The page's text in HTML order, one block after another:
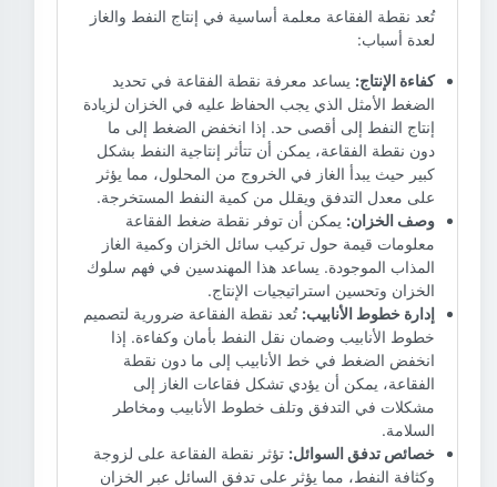
تُعد نقطة الفقاعة معلمة أساسية في إنتاج النفط والغاز
لعدة أسباب:
كفاءة الإنتاج: يساعد معرفة نقطة الفقاعة في تحديد
الضغط الأمثل الذي يجب الحفاظ عليه في الخزان لزيادة
إنتاج النفط إلى أقصى حد. إذا انخفض الضغط إلى ما
دون نقطة الفقاعة، يمكن أن تتأثر إنتاجية النفط بشكل
كبير حيث يبدأ الغاز في الخروج من المحلول، مما يؤثر
على معدل التدفق ويقلل من كمية النفط المستخرجة.
وصف الخزان: يمكن أن توفر نقطة ضغط الفقاعة
معلومات قيمة حول تركيب سائل الخزان وكمية الغاز
المذاب الموجودة. يساعد هذا المهندسين في فهم سلوك
الخزان وتحسين استراتيجيات الإنتاج.
إدارة خطوط الأنابيب: تُعد نقطة الفقاعة ضرورية لتصميم
خطوط الأنابيب وضمان نقل النفط بأمان وكفاءة. إذا
انخفض الضغط في خط الأنابيب إلى ما دون نقطة
الفقاعة، يمكن أن يؤدي تشكل فقاعات الغاز إلى
مشكلات في التدفق وتلف خطوط الأنابيب ومخاطر
السلامة.
خصائص تدفق السوائل: تؤثر نقطة الفقاعة على لزوجة
وكثافة النفط، مما يؤثر على تدفق السائل عبر الخزان